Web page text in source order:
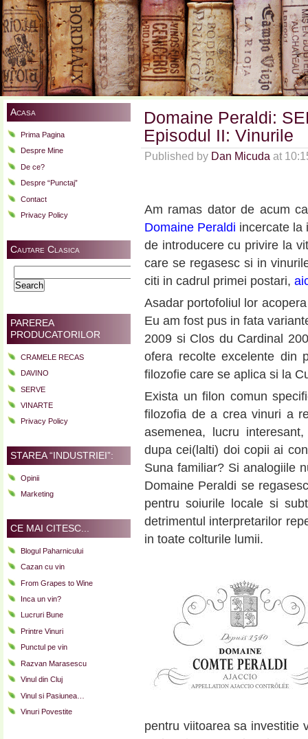
Acasa
Prima Pagina
Despre Mine
De ce?
Despre “Punctaj”
Contact
Privacy Policy
Cautare Clasica
for:
PAREREA
PRODUCATORILOR
CRAMELE RECAS
DAVINO
SERVE
VINARTE
Privacy Policy
STAREA “INDUSTRIEI”:
Opinii
Marketing
CE MAI CITESC...
Blogul Paharnicului
Cazan cu vin
From Grapes to Wine
Inca un vin?
Lucruri Bune
Printre Vinuri
Punctul pe vin
Razvan Marasescu
Vinul din Cluj
Vinul si Pasiunea…
Vinuri Povestite
Domaine Peraldi:
Episodul II: Vinurile
Published by Dan Micuda at
Am ramas dator de acum
Domaine Peraldi incercate la
de introducere cu privire la
care se regasesc si in
citi in cadrul primei postari,
Asadar portofoliul lor
Eu am fost pus in fata
2009 si Clos du Cardinal
ofera recolte excelente din
filozofie care se aplica si la
Exista un filon comun
filozofia de a crea vinuri a
asemenea, lucru
dupa cei(lalti) doi copii ai
Suna familiar? Si analogiile
Domaine Peraldi se
pentru soiurile locale si
detrimentul interpretarilor
in toate colturile lumii.
pentru viitoarea sa investitie